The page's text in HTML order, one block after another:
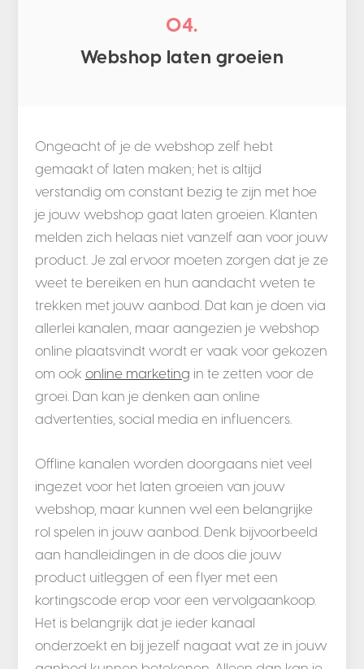
04.
Webshop laten groeien
Ongeacht of je de webshop zelf hebt
gemaakt of laten maken; het is altijd
verstandig om constant bezig te zijn met hoe
je jouw webshop gaat laten groeien. Klanten
melden zich helaas niet vanzelf aan voor jouw
product. Je zal ervoor moeten zorgen dat je ze
weet te bereiken en hun aandacht weten te
trekken met jouw aanbod. Dat kan je doen via
allerlei kanalen, maar aangezien je webshop
online plaatsvindt wordt er vaak voor gekozen
om ook online marketing in te zetten voor de
groei. Dan kan je denken aan online
advertenties, social media en influencers.
Offline kanalen worden doorgaans niet veel
ingezet voor het laten groeien van jouw
webshop, maar kunnen wel een belangrijke
rol spelen in jouw aanbod. Denk bijvoorbeeld
aan handleidingen in de doos die jouw
product uitleggen of een flyer met een
kortingscode erop voor een vervolgaankoop.
Het is belangrijk dat je ieder kanaal
onderzoekt en bij jezelf nagaat wat ze in jouw